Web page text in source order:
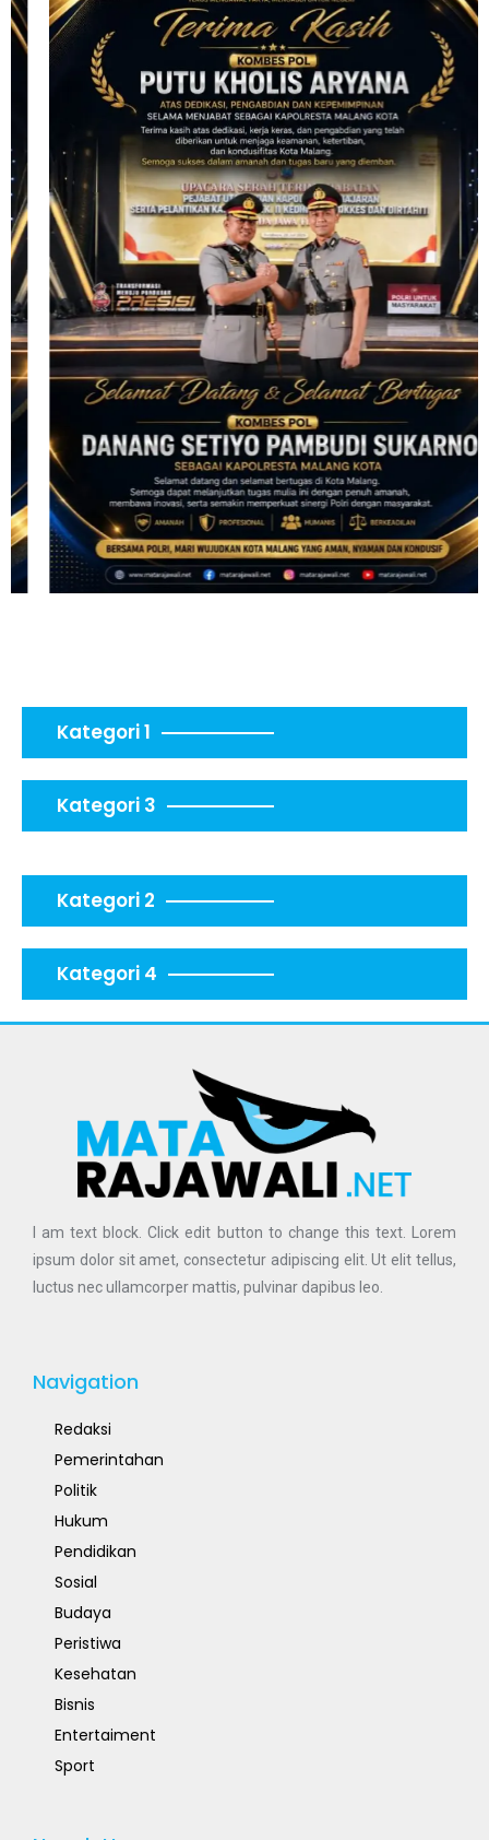
Kategori 1
Kategori 3
Kategori 2
Kategori 4
I am text block. Click edit button to change this text. Lorem
ipsum dolor sit amet, consectetur adipiscing elit. Ut elit tellus,
luctus nec ullamcorper mattis, pulvinar dapibus leo.
Navigation
Redaksi
Pemerintahan
Politik
Hukum
Pendidikan
Sosial
Budaya
Peristiwa
Kesehatan
Bisnis
Entertaiment
Sport